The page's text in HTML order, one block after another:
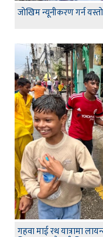
जाेखिम न्यूनीकरण गर्न
गहवा माई रथ यात्रामा